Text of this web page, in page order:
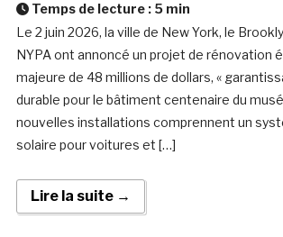
Temps de lecture : 5 min
Le 2 juin 2026, la ville de New York, le
NYPA ont annoncé un projet de rénovation
majeure de 48 millions de dollars, «
durable pour le bâtiment centenaire du
nouvelles installations comprennent un
solaire pour voitures et […]
Lire la suite →